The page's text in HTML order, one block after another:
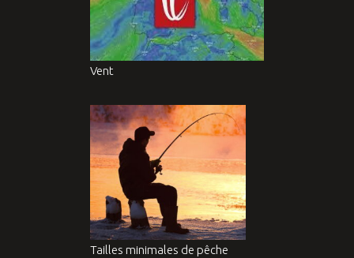
Vent
Tailles minimales de pêche